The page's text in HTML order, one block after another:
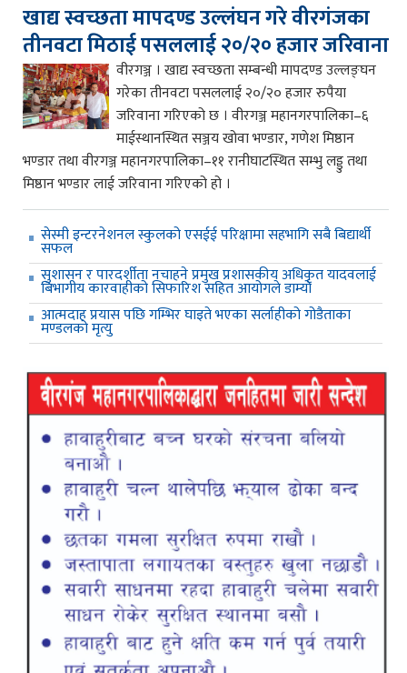
खाद्य स्वच्छता मापदण्ड उल्लंघन गरे वीरगंजका
तीनवटा मिठाई पसललाई २०/२० हजार जरिवाना
वीरगञ्ज । खाद्य स्वच्छता सम्बन्धी मापदण्ड उल्लङ्घन
गरेका तीनवटा पसललाई २०/२० हजार रुपैया
जरिवाना गरिएको छ । वीरगञ्ज महानगरपालिका–६
माईस्थानस्थित सञ्जय खोवा भण्डार, गणेश मिष्ठान
भण्डार तथा वीरगञ्ज महानगरपालिका–११ रानीघाटस्थित सम्भु लड्डु तथा
मिष्ठान भण्डार लाई जरिवाना गरिएको हो ।
सेस्मी इन्टरनेशनल स्कुलको एसईई परिक्षामा सहभागि सबै बिद्यार्थी
सफल
सुशासन र पारदर्शीता नचाहने प्रमुख प्रशासकीय अधिकृत यादवलाई
बिभागीय कारवाहीको सिफारिश सहित आयोगले डाम्यो
आत्मदाह प्रयास पछि गम्भिर घाइते भएका सर्लाहीको गोडैताका
मण्डलको मृत्यु